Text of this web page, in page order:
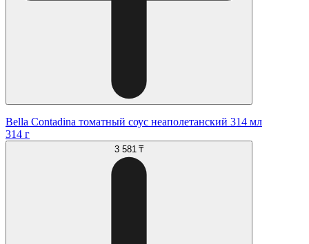
Bella Contadina томатный соус неаполетанский 314 мл
314 г
3 581 ₸